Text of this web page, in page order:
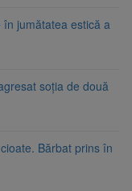
jumătatea estică a
soția de două
Bărbat prins în